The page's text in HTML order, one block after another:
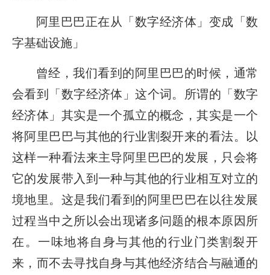
阿里巴巴正在从「数字经济体」变成「数
字基础设施」
曾经，我们看到的阿里巴巴的时候，通常
会看到「数字经济体」这个词。所谓的「数字
经济体」其实是一个孤立的概念，其实是一个
将阿里巴巴与其他的行业割裂开来的看法。以
这样一种看法来主导阿里巴巴的发展，只会将
它的发展带入到一种与其他的行业相互对立的
境地里。这是我们看到的阿里巴巴在以往发展
过程当中之所以会出现诸多问题的根本原因所
在。一味地将自身与其他的行业门类割裂开
来，而不去寻找自身与其他经济结合与融通的